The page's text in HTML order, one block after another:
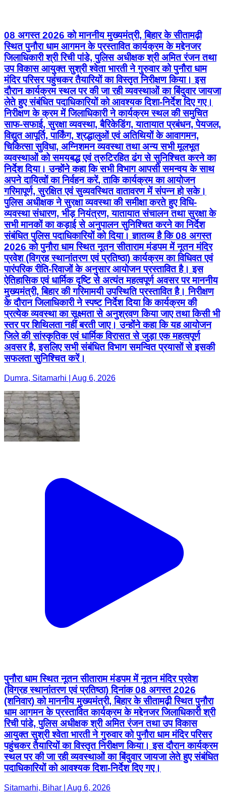
08 अगस्त 2026 को माननीय मुख्यमंत्री, बिहार के सीतामढ़ी
स्थित पुनौरा धाम आगमन के प्रस्तावित कार्यक्रम के मद्देनजर
जिलाधिकारी श्री रिची पांडे, पुलिस अधीक्षक श्री अमित रंजन तथा
उप विकास आयुक्त सुश्री श्वेता भारती ने गुरुवार को पुनौरा धाम
मंदिर परिसर पहुंचकर तैयारियों का विस्तृत निरीक्षण किया। इस
दौरान कार्यक्रम स्थल पर की जा रही व्यवस्थाओं का बिंदुवार जायजा
लेते हुए संबंधित पदाधिकारियों को आवश्यक दिशा-निर्देश दिए गए।
निरीक्षण के क्रम में जिलाधिकारी ने कार्यक्रम स्थल की समुचित
साफ-सफाई, सुरक्षा व्यवस्था, बैरिकेडिंग, यातायात प्रबंधन, पेयजल,
विद्युत आपूर्ति, पार्किंग, श्रद्धालुओं एवं अतिथियों के आवागमन,
चिकित्सा सुविधा, अग्निशमन व्यवस्था तथा अन्य सभी मूलभूत
व्यवस्थाओं को समयबद्ध एवं त्रुटिरहित ढंग से सुनिश्चित करने का
निर्देश दिया। उन्होंने कहा कि सभी विभाग आपसी समन्वय के साथ
अपने दायित्वों का निर्वहन करें, ताकि कार्यक्रम का आयोजन
गरिमापूर्ण, सुरक्षित एवं सुव्यवस्थित वातावरण में संपन्न हो सके।
पुलिस अधीक्षक ने सुरक्षा व्यवस्था की समीक्षा करते हुए विधि-
व्यवस्था संधारण, भीड़ नियंत्रण, यातायात संचालन तथा सुरक्षा के
सभी मानकों का कड़ाई से अनुपालन सुनिश्चित करने का निर्देश
संबंधित पुलिस पदाधिकारियों को दिया। ज्ञातव्य है कि 08 अगस्त
2026 को पुनौरा धाम स्थित नूतन सीताराम मंडपम में नूतन मंदिर
प्रवेश (विग्रह स्थानांतरण एवं प्रतिष्ठा) कार्यक्रम का विधिवत एवं
पारंपरिक रीति-रिवाजों के अनुसार आयोजन प्रस्तावित है। इस
ऐतिहासिक एवं धार्मिक दृष्टि से अत्यंत महत्वपूर्ण अवसर पर माननीय
मुख्यमंत्री, बिहार की गरिमामयी उपस्थिति प्रस्तावित है। निरीक्षण
के दौरान जिलाधिकारी ने स्पष्ट निर्देश दिया कि कार्यक्रम की
प्रत्येक व्यवस्था का सूक्ष्मता से अनुश्रवण किया जाए तथा किसी भी
स्तर पर शिथिलता नहीं बरती जाए। उन्होंने कहा कि यह आयोजन
जिले की सांस्कृतिक एवं धार्मिक विरासत से जुड़ा एक महत्वपूर्ण
अवसर है, इसलिए सभी संबंधित विभाग समन्वित प्रयासों से इसकी
सफलता सुनिश्चित करें।
Dumra, Sitamarhi | Aug 6, 2026
पुनौरा धाम स्थित नूतन सीताराम मंडपम में नूतन मंदिर प्रवेश
(विग्रह स्थानांतरण एवं प्रतिष्ठा) दिनांक 08 अगस्त 2026
(शनिवार) को माननीय मुख्यमंत्री, बिहार के सीतामढ़ी स्थित पुनौरा
धाम आगमन के प्रस्तावित कार्यक्रम के मद्देनजर जिलाधिकारी श्री
रिची पांडे, पुलिस अधीक्षक श्री अमित रंजन तथा उप विकास
आयुक्त सुश्री श्वेता भारती ने गुरुवार को पुनौरा धाम मंदिर परिसर
पहुंचकर तैयारियों का विस्तृत निरीक्षण किया। इस दौरान कार्यक्रम
स्थल पर की जा रही व्यवस्थाओं का बिंदुवार जायजा लेते हुए संबंधित
पदाधिकारियों को आवश्यक दिशा-निर्देश दिए गए।
Sitamarhi, Bihar | Aug 6, 2026